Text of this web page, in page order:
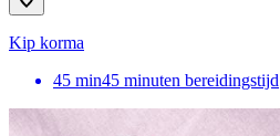
Kip korma
45 min45 minuten bereidingstijd